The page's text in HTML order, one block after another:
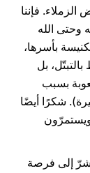
فإننا
وحتى الله
بأسرها،
بل
بسبب
شكرًا أيضًا
إلى فرصة